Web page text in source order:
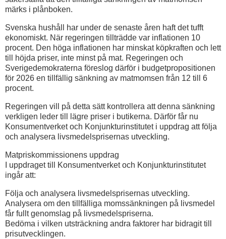
märks i plånboken.
Svenska hushåll har under de senaste åren haft det tufft
ekonomiskt. När regeringen tillträdde var inflationen 10
procent. Den höga inflationen har minskat köpkraften och lett
till höjda priser, inte minst på mat. Regeringen och
Sverigedemokraterna föreslog därför i budgetpropositionen
för 2026 en tillfällig sänkning av matmomsen från 12 till 6
procent.
Regeringen vill på detta sätt kontrollera att denna sänkning
verkligen leder till lägre priser i butikerna. Därför får nu
Konsumentverket och Konjunkturinstitutet i uppdrag att följa
och analysera livsmedelsprisernas utveckling.
Matpriskommissionens uppdrag
I uppdraget till Konsumentverket och Konjunkturinstitutet
ingår att:
Följa och analysera livsmedelsprisernas utveckling.
Analysera om den tillfälliga momssänkningen på livsmedel
får fullt genomslag på livsmedelspriserna.
Bedöma i vilken utsträckning andra faktorer har bidragit till
prisutvecklingen.